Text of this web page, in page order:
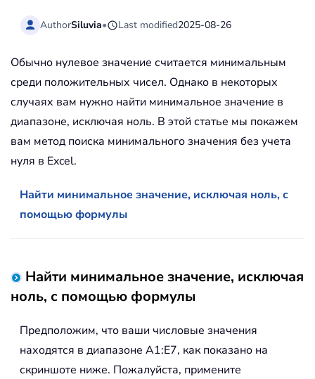
AuthorSiluvia• Last modified2025-08-26
Обычно нулевое значение считается минимальным
среди положительных чисел. Однако в некоторых
случаях вам нужно найти минимальное значение в
диапазоне, исключая ноль. В этой статье мы покажем
вам метод поиска минимального значения без учета
нуля в Excel.
Найти минимальное значение, исключая ноль, с
помощью формулы
Найти минимальное значение, исключая
ноль, с помощью формулы
Предположим, что ваши числовые значения
находятся в диапазоне A1:E7, как показано на
скриншоте ниже. Пожалуйста, примените